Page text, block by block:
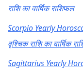
राशि का वार्षिक राशिफल
Scorpio Yearly
वृश्चिक राशि का वार्षिक
Sagittarius Yearly